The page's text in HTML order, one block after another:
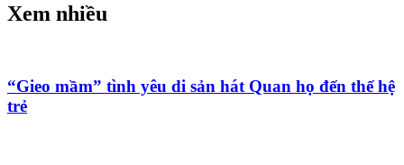
Xem nhiều
“Gieo mầm” tình yêu di sản hát Quan họ đến thế hệ
trẻ